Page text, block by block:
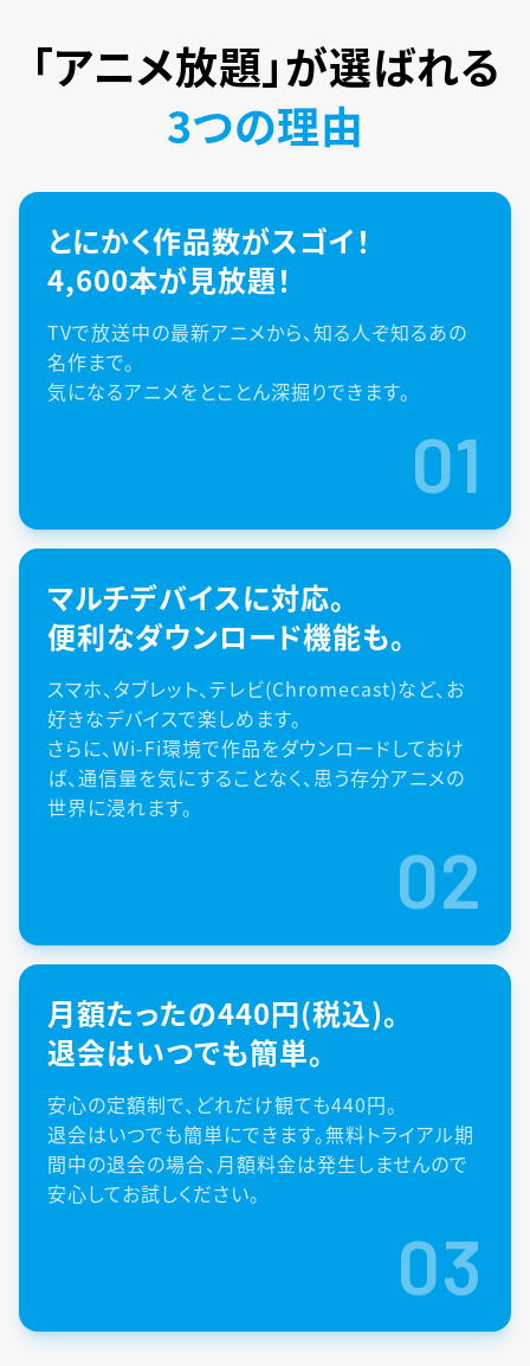
「アニメ放題」が選ばれる
3つの理由
とにかく作品数がスゴイ！
4,600本が見放題！
TVで放送中の最新アニメから、知る人ぞ知るあの
名作まで。
気になるアニメをとことん深掘りできます。
01
マルチデバイスに対応。
便利なダウンロード機能も。
スマホ、タブレット、テレビ(Chromecast)など、お
好きなデバイスで楽しめます。
さらに、Wi-Fi環境で作品をダウンロードしておけ
ば、通信量を気にすることなく、思う存分アニメの
世界に浸れます。
02
月額たったの440円(税込)。
退会はいつでも簡単。
安心の定額制で、どれだけ観ても440円。
退会はいつでも簡単にできます。無料トライアル期
間中の退会の場合、月額料金は発生しませんので
安心してお試しください。
03